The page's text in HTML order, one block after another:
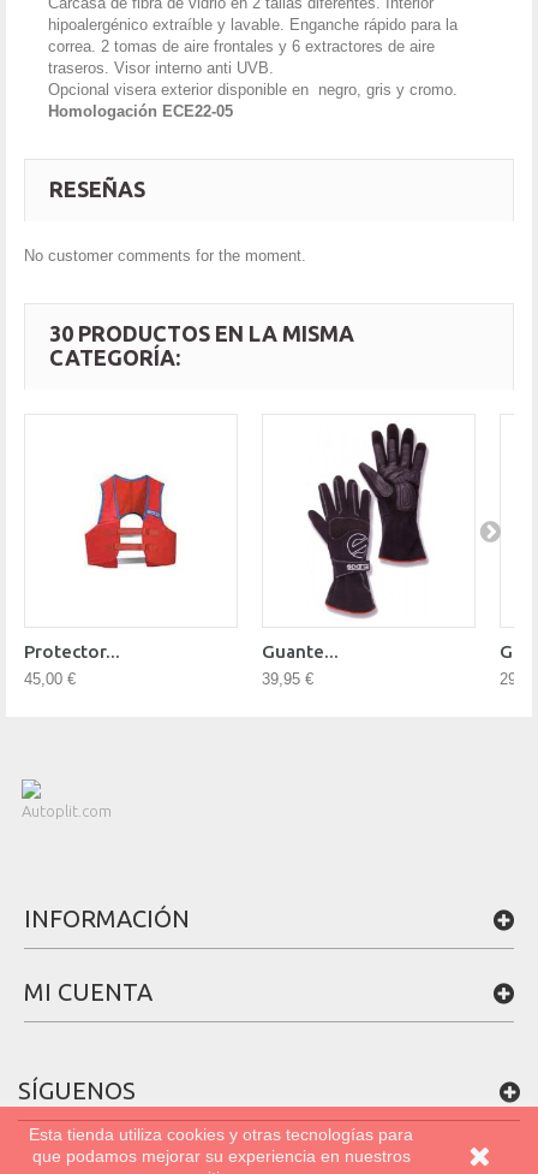
hipoalergénico extraíble y lavable. Enganche rápido para la
correa. 2 tomas de aire frontales y 6 extractores de aire
traseros. Visor interno anti UVB.
Opcional visera exterior disponible en negro, gris y cromo.
Homologación ECE22-05
RESEÑAS
No customer comments for the moment.
30 PRODUCTOS EN LA MISMA
CATEGORÍA:
Protector...
45,00 €
Guante...
39,95 €
INFORMACIÓN
MI CUENTA
SÍGUENOS
Esta tienda utiliza cookies y otras tecnologías para
que podamos mejorar su experiencia en nuestros